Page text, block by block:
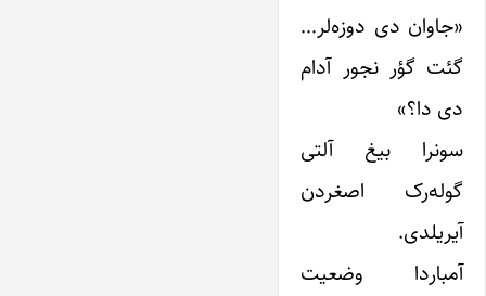
«جاوان دی دوزه‌لر…
گئت گؤر نجور آدام
دی دا؟»
سونرا بیغ آلتی
گوله‌رک اصغردن
آیریلدی.
آمباردا وضعیت